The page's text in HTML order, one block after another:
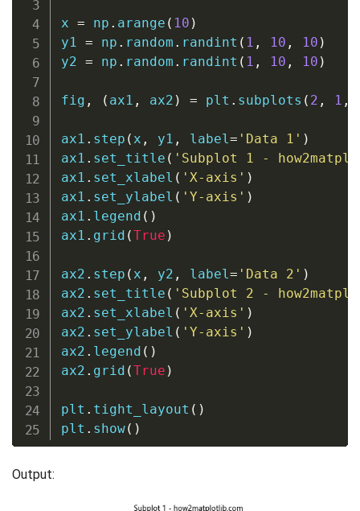
x = np . arange ( 10 )
y1 = np . random . randint ( 1 , 10 , 10 )
y2 = np . random . randint ( 1 , 10 , 10 )
fig , ( ax1 , ax2 ) = plt . subplots ( 2 , 1 ,
ax1 . step ( x , y1 , label = 'Data 1' )
ax1 . set_title ( 'Subplot 1 -
ax1 . set_xlabel ( 'X-axis' )
ax1 . set_ylabel ( 'Y-axis' )
ax1 . legend ( )
ax1 . grid (True )
ax2 . step ( x , y2 , label = 'Data 2' )
ax2 . set_title ( 'Subplot 2 -
ax2 . set_xlabel ( 'X-axis' )
ax2 . set_ylabel ( 'Y-axis' )
ax2 . legend ( )
ax2 . grid (True )
plt . tight_layout ( )
plt . show( )
Output: